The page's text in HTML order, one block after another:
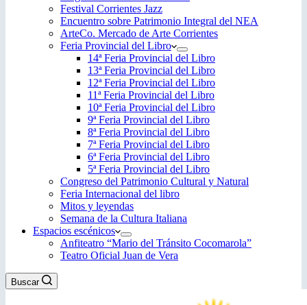
Festival Corrientes Jazz
Encuentro sobre Patrimonio Integral del NEA
ArteCo. Mercado de Arte Corrientes
Feria Provincial del Libro
14ª Feria Provincial del Libro
13ª Feria Provincial del Libro
12ª Feria Provincial del Libro
11ª Feria Provincial del Libro
10ª Feria Provincial del Libro
9ª Feria Provincial del Libro
8ª Feria Provincial del Libro
7ª Feria Provincial del Libro
6ª Feria Provincial del Libro
5ª Feria Provincial del Libro
Congreso del Patrimonio Cultural y Natural
Feria Internacional del libro
Mitos y leyendas
Semana de la Cultura Italiana
Espacios escénicos
Anfiteatro “Mario del Tránsito Cocomarola”
Teatro Oficial Juan de Vera
Buscar